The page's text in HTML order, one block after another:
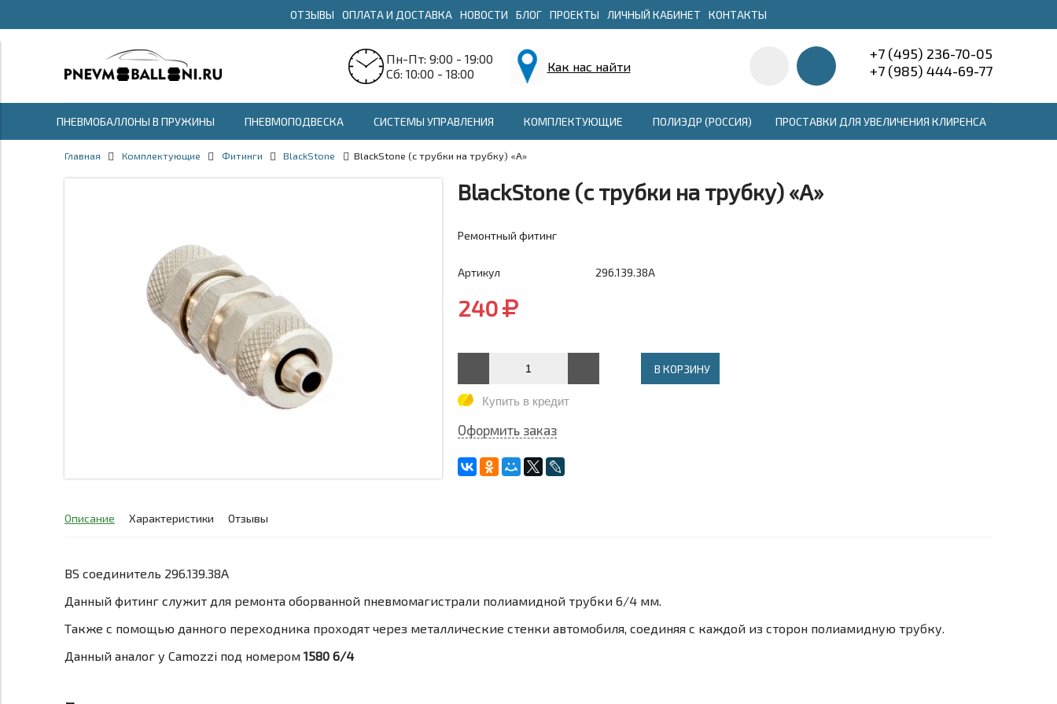
ОТЗЫВЫ ОПЛАТА И ДОСТАВКА НОВОСТИ БЛОГ ПРОЕКТЫ ЛИЧНЫЙ КАБИНЕТ КОНТАКТЫ
Пн-Пт: 9:00 - 19:00
Сб: 10:00 - 18:00
Как нас найти
+7 (495) 236-70-05
+7 (985) 444-69-77
ПНЕВМОБАЛЛОНЫ В ПРУЖИНЫ ПНЕВМОПОДВЕСКА СИСТЕМЫ УПРАВЛЕНИЯ КОМПЛЕКТУЮЩИЕ ПОЛИЭДР (РОССИЯ) ПРОСТАВКИ ДЛЯ УВЕЛИЧЕНИЯ КЛИРЕНСА
Главная Комплектующие Фитинги BlackStone BlackStone (с трубки на трубку) «A»
BlackStone (с трубки на трубку) «A»
Ремонтный фитинг
Артикул 296.139.38A
240
В КОРЗИНУ
Купить в кредит
Оформить заказ
Описание Характеристики Отзывы
BS соединитель 296.139.38A
Данный фитинг служит для ремонта оборванной пневмомагистрали полиамидной трубки 6/4 мм.
Также с помощью данного переходника проходят через металлические стенки автомобиля, соединяя с каждой из сторон полиамидную трубку.
Данный аналог у Camozzi под номером 1580 6/4